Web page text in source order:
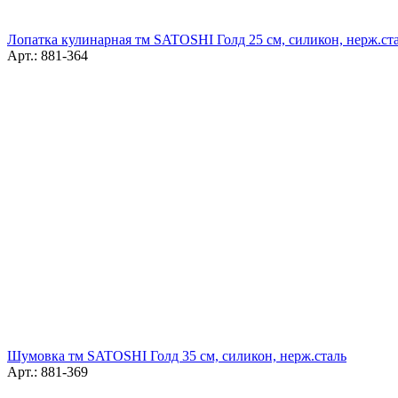
Лопатка кулинарная тм SATOSHI Голд 25 см, силикон,
Арт.: 881-364
Шумовка тм SATOSHI Голд 35 см, силикон, нерж.сталь
Арт.: 881-369